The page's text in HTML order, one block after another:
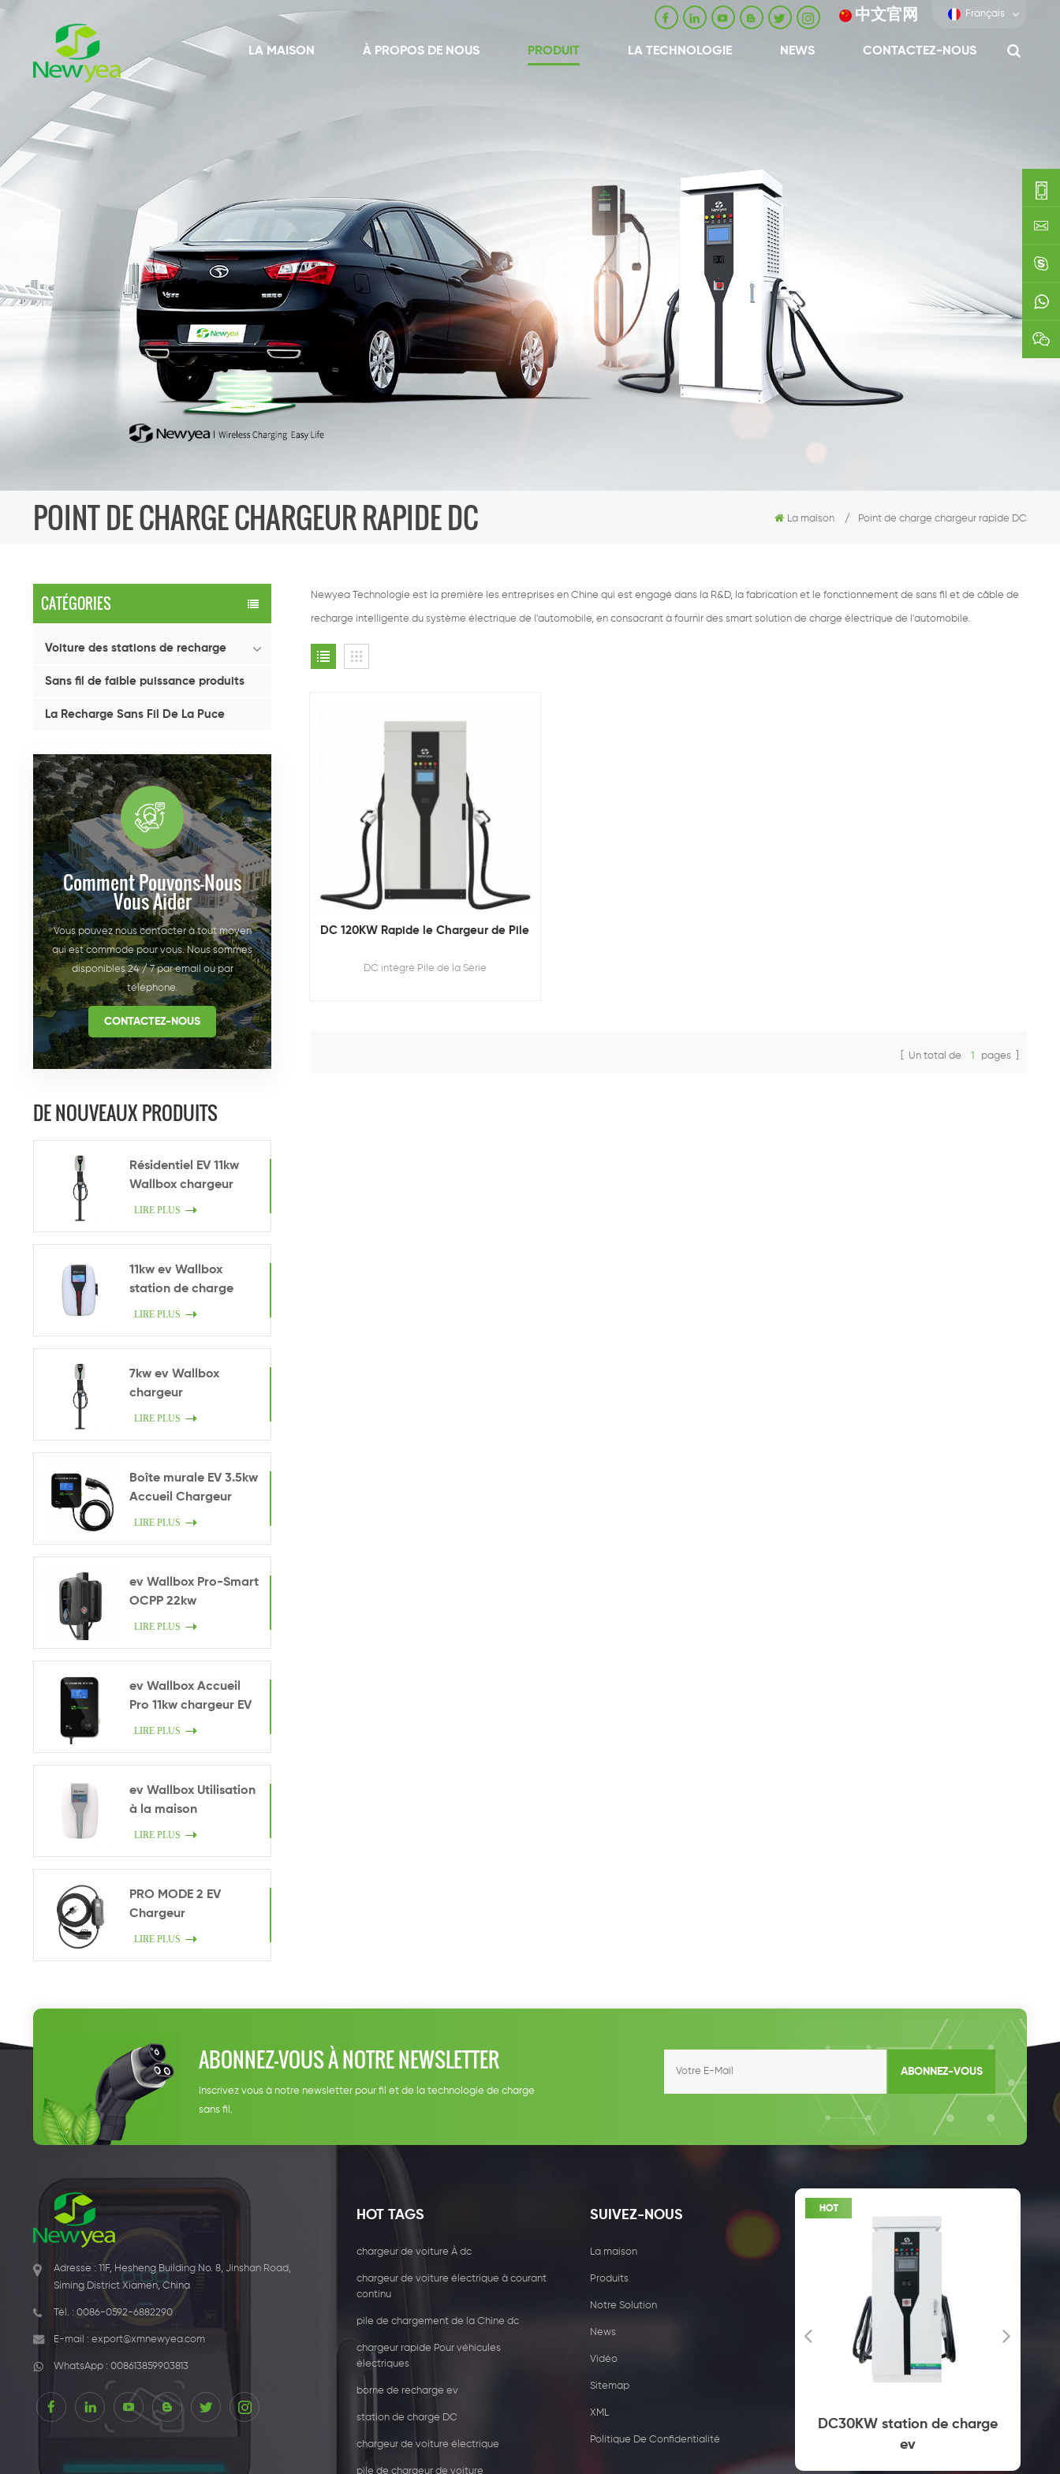
中文官网 Français
LA MAISON À PROPOS DE NOUS PRODUIT LA TECHNOLOGIE NEWS CONTACTEZ-NOUS
POINT DE CHARGE CHARGEUR RAPIDE DC La maison / Point de charge chargeur rapide DC
CATÉGORIES
Voiture des stations de recharge
Sans fil de faible puissance produits
La Recharge Sans Fil De La Puce
Comment Pouvons-Nous
Vous Aider
Vous pouvez nous contacter à tout moyen
qui est commode pour vous. Nous sommes
disponibles 24 / 7 par email ou par
téléphone.
CONTACTEZ-NOUS
DE NOUVEAUX PRODUITS
Résidentiel EV 11kw
Wallbox chargeur
LIRE PLUS
11kw ev Wallbox
station de charge
LIRE PLUS
7kw ev Wallbox
chargeur
LIRE PLUS
Boîte murale EV 3.5kw
Accueil Chargeur
intelligent
LIRE PLUS
ev Wallbox Pro-Smart
OCPP 22kw
LIRE PLUS
ev Wallbox Accueil
Pro 11kw chargeur EV
LIRE PLUS
ev Wallbox Utilisation
à la maison
LIRE PLUS
PRO MODE 2 EV
Chargeur
LIRE PLUS
Newyea Technologie est la première les entreprises en Chine qui est engagé dans la R&D, la fabrication et le fonctionnement de sans fil et de câble de
recharge intelligente du système électrique de l'automobile, en consacrant à fournir des smart solution de charge électrique de l'automobile.
DC 120KW Rapide le Chargeur de Pile
DC intégré Pile de la Série
[ Un total de 1 pages ]
ABONNEZ-VOUS À NOTRE NEWSLETTER
Inscrivez vous à notre newsletter pour fil et de la technologie de charge
sans fil.
ABONNEZ-VOUS
Adresse : 11F, Hesheng Building No. 8, Jinshan Road,
Siming District Xiamen, China
Tél. : 0086-0592-6882290
E-mail : export@xmnewyea.com
WhatsApp : 008613859903813
HOT TAGS
chargeur de voiture À dc
chargeur de voiture électrique à courant
continu
pile de chargement de la Chine dc
chargeur rapide Pour véhicules
électriques
borne de recharge ev
station de charge DC
chargeur de voiture électrique
pile de chargeur de voiture
SUIVEZ-NOUS
La maison
Produits
Notre Solution
News
Vidéo
Sitemap
XML
Politique De Confidentialité
15W récepteur de chargeur
sans fil
avec deux type2 prise
DC30KW station de charge
ev
0086-
0592-